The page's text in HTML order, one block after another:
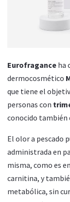
Eurofragance ha
dermocosmético
que tiene el
personas con
conocido también
El olor a pescado
administrada en
misma, como es
carnitina, y
metabólica, sin